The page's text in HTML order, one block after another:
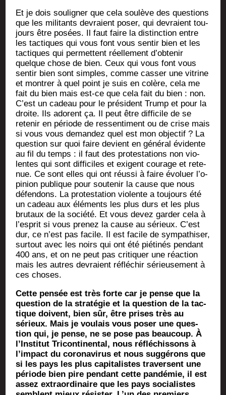
Et je dois sou­li­gner que cela sou­lève des ques­tions
que les mili­tants devraient poser, qui devraient tou­
jours être posées. Il faut faire la dis­tinc­tion entre
les tac­tiques qui vous font vous sen­tir bien et les
tac­tiques qui per­mettent réel­le­ment d’ob­te­nir
quelque chose de bien. Ceux qui vous font vous
sen­tir bien sont simples, comme cas­ser une vitrine
et mon­trer à quel point je suis en colère, cela me
fait du bien mais est-ce que cela fait du bien : non.
C’est un cadeau pour le pré­sident Trump et pour la
droite. Ils adorent ça. Il peut être dif­fi­cile de se
rete­nir en période de res­sen­ti­ment ou de crise mais
si vous vous deman­dez quel est mon objec­tif ? La
ques­tion sur quoi faire devient en géné­ral évi­dente
au fil du temps : il faut des pro­tes­ta­tions non vio­
lentes qui sont dif­fi­ciles et exigent cou­rage et rete­
nue. Ce sont elles qui ont réus­si à faire évo­luer l’o­
pi­nion publique pour sou­te­nir la cause que nous
défen­dons. La pro­tes­ta­tion vio­lente a tou­jours été
un cadeau aux élé­ments les plus durs et les plus
bru­taux de la socié­té. Et vous devez gar­der cela à
l’es­prit si vous pre­nez la cause au sérieux. C’est
dur, ce n’est pas facile. Il est facile de sym­pa­thi­ser,
sur­tout avec les noirs qui ont été pié­ti­nés pen­dant
400 ans, et on ne peut pas cri­ti­quer une réac­tion
mais les autres devraient réflé­chir sérieu­se­ment à
ces choses.
Cette pen­sée est très forte car je pense que la
ques­tion de la stra­té­gie et la ques­tion de la tac­
tique doivent, bien sûr, être prises très au
sérieux. Mais je vou­lais vous poser une ques­
tion qui, je pense, ne se pose pas beau­coup. À
l’Ins­ti­tut Tri­con­ti­nen­tal, nous réflé­chis­sons à
l’im­pact du coro­na­vi­rus et nous sug­gé­rons que
si les pays les plus capi­ta­listes tra­versent une
période bien pire pen­dant cette pan­dé­mie, il est
assez extra­or­di­naire que les pays socia­listes